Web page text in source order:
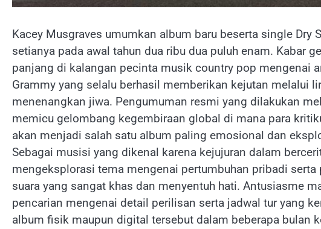
Kacey Musgraves umumkan album baru beserta single Dry
setianya pada awal tahun dua ribu dua puluh enam. Kabar
panjang di kalangan pecinta musik country pop mengenai
Grammy yang selalu berhasil memberikan kejutan melalui
menenangkan jiwa. Pengumuman resmi yang dilakukan
memicu gelombang kegembiraan global di mana para
akan menjadi salah satu album paling emosional dan
Sebagai musisi yang dikenal karena kejujuran dalam
mengeksplorasi tema mengenai pertumbuhan pribadi
suara yang sangat khas dan menyentuh hati. Antusiasme
pencarian mengenai detail perilisan serta jadwal tur yang
album fisik maupun digital tersebut dalam beberapa bulan